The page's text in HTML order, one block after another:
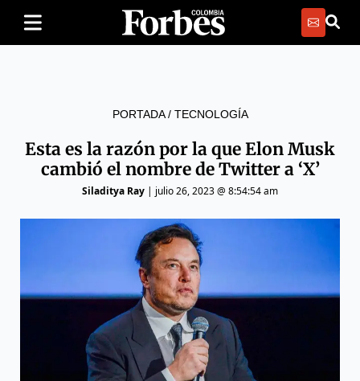
PORTADA/ TECNOLOGÍA
Esta es la razón por la que Elon Musk
cambió el nombre de Twitter a ‘X’
Siladitya Ray | julio 26, 2023 @ 8:54:54 am